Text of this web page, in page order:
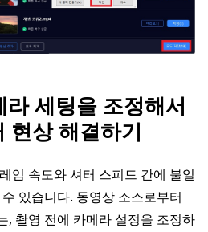
세팅을 조정해서
현상 해결하기
임 속도와 셔터 스피드 간에 불일
있습니다. 동영상 소스로부터
, 촬영 전에 카메라 설정을 조정하